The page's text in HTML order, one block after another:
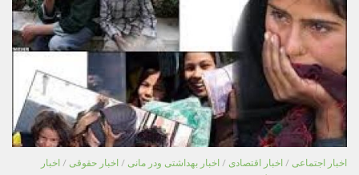
اخبار اجتماعی / اخبار اقتصادی / اخبار بهداشتی ودر مانی / اخبار حقوقی / اخبار